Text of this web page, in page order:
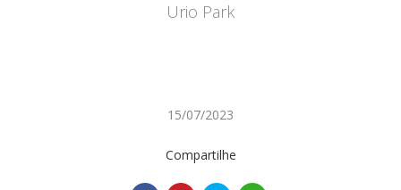
Urio Park
15/07/2023
Compartilhe